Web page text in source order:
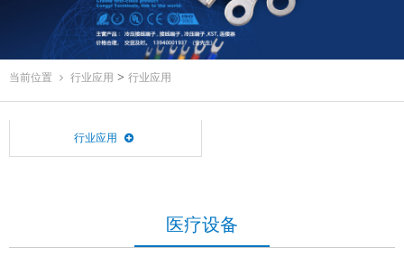
当前位置 行业应用 > 行业应用
行业应用
医疗设备